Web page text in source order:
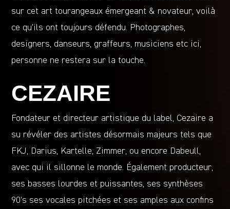
sur cet art tourangeaux émergeant & novateur, voilà
ce qu’ils ont toujours défendu. Photographes,
designers, danseurs, graffeurs, musiciens etc ici,
personne ne restera sur la touche.
CEZAIRE
Fondateur et directeur artistique du label, Cezaire a
su révéler des artistes désormais majeurs tels que
FKJ, Darius, Kartelle, Zimmer, ou encore Dabeull,
avec qui il sillonne le monde. Également producteur,
ses basses lourdes et puissantes, ses synthèses
90’s ses vocales pitchées et ses amples aux confins